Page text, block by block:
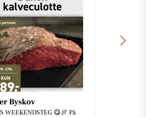
Byskov
WEEKENDSTEG 😋🍖 På